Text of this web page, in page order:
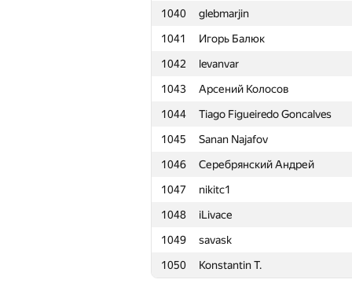
1040
glebmarjin
1041
Игорь Балюк
1042
levanvar
1043
Арсений Колосов
1044
Tiago Figueiredo Goncalves
1045
Sanan Najafov
1046
Серебрянский Андрей
1047
nikitc1
1048
iLivace
1049
savask
1050
Konstantin T.
1017
mdautov2013
1018
KirillovNikitaV
1019
tim.serazutdinov
1020
androzedaomerka
1021
alexbmstu
1022
kuroni.what
1023
TsReaper96
1024
a.rahmanovsky
1025
Teh Game Of Thrones
1026
peter.alexeev
1027
Vladislav07112000